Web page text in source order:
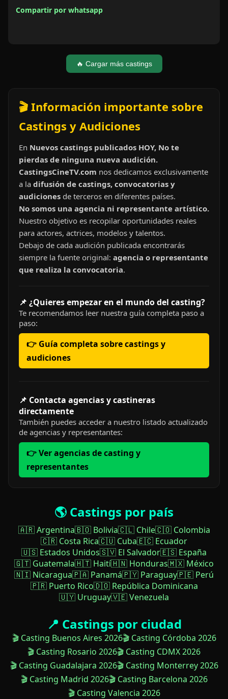
Compartir por whatsapp
🔥 Cargar más castings
🎬 Información importante sobre
Castings y Audiciones
En Nuevos castings publicados HOY, No te
pierdas de ninguna nueva audición.
CastingsCineTV.com nos dedicamos exclusivamente
a la difusión de castings, convocatorias y
audiciones de terceros en diferentes países.
No somos una agencia ni representante artístico.
Nuestro objetivo es recopilar oportunidades reales
para actores, actrices, modelos y talentos.
Debajo de cada audición publicada encontrarás
siempre la fuente original: agencia o representante
que realiza la convocatoria.
📌 ¿Quieres empezar en el mundo del casting?
Te recomendamos leer nuestra guía completa paso a
paso:
👉 Guía completa sobre castings y
audiciones
📌 Contacta agencias y castineras
directamente
También puedes acceder a nuestro listado actualizado
de agencias y representantes:
👉 Ver agencias de casting y
representantes
🌎 Castings por país
🇦🇷 Argentina🇧🇴 Bolivia🇨🇱 Chile🇨🇴 Colombia
🇨🇷 Costa Rica🇨🇺 Cuba🇪🇨 Ecuador
🇺🇸 Estados Unidos🇸🇻 El Salvador🇪🇸 España
🇬🇹 Guatemala🇭🇹 Haití🇭🇳 Honduras🇲🇽 México
🇳🇮 Nicaragua🇵🇦 Panamá🇵🇾 Paraguay🇵🇪 Perú
🇵🇷 Puerto Rico🇩🇴 República Dominicana
🇺🇾 Uruguay🇻🇪 Venezuela
📍 Castings por ciudad
🎬 Casting Buenos Aires 2026🎬 Casting Córdoba 2026
🎬 Casting Rosario 2026🎬 Casting CDMX 2026
🎬 Casting Guadalajara 2026🎬 Casting Monterrey 2026
🎬 Casting Madrid 2026🎬 Casting Barcelona 2026
🎬 Casting Valencia 2026